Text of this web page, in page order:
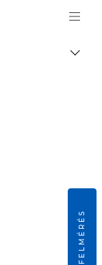
Logo, back to
FELMÉRÉS